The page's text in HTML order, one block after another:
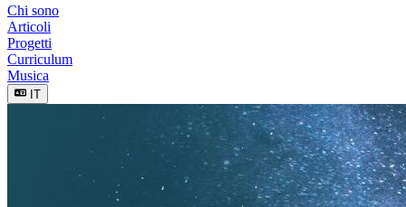
Chi sono
Articoli
Progetti
Curriculum
Musica
IT